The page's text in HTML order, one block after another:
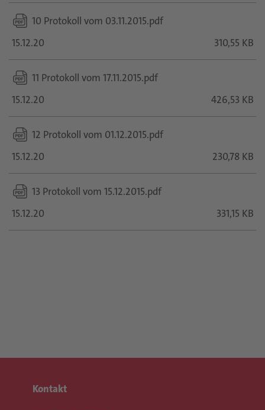
10 Protokoll vom 03.11.2015.pdf
15.12.20
310,55 KB
11 Protokoll vom 17.11.2015.pdf
15.12.20
426,53 KB
12 Protokoll vom 01.12.2015.pdf
15.12.20
230,78 KB
13 Protokoll vom 15.12.2015.pdf
15.12.20
331,15 KB
Kontakt